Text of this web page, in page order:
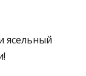
ясельный